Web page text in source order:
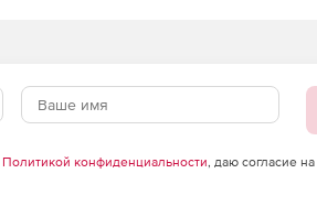
Политикой конфиденциальности, даю согласие на